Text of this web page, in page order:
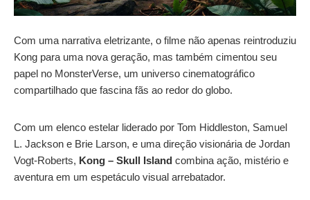
Com uma narrativa eletrizante, o filme não apenas reintroduziu
Kong para uma nova geração, mas também cimentou seu
papel no MonsterVerse, um universo cinematográfico
compartilhado que fascina fãs ao redor do globo.
Com um elenco estelar liderado por Tom Hiddleston, Samuel
L. Jackson e Brie Larson, e uma direção visionária de Jordan
Vogt-Roberts, Kong – Skull Island combina ação, mistério e
aventura em um espetáculo visual arrebatador.